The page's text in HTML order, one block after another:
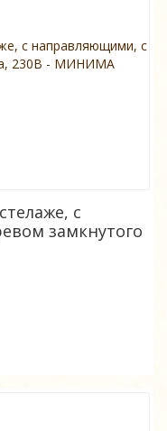
с
замкнутого